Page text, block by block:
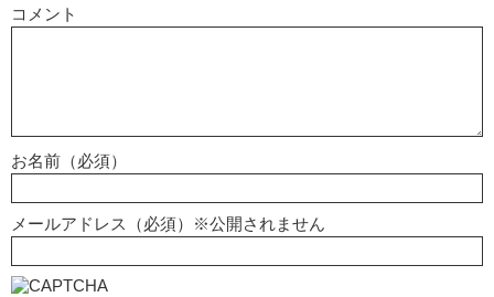
コメント
お名前（必須）
メールアドレス（必須）※公開されません